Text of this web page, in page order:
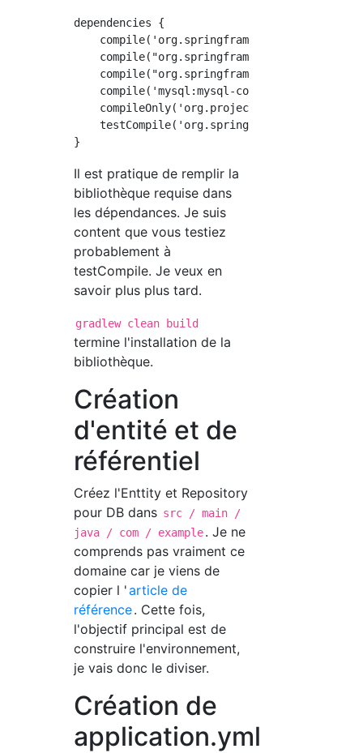
dependencies {
compile('mysql:mysql-connector-
    compileOnly('org.projectlombok:lombok')
Il est pratique de remplir la
bibliothèque requise dans
les dépendances. Je suis
content que vous testiez
probablement à
testCompile. Je veux en
savoir plus plus tard.
gradlew clean build
termine l'installation de la
bibliothèque.
Création
d'entité et de
référentiel
Créez l'Enttity et Repository
pour DB dans src / main /
java / com / example. Je ne
comprends pas vraiment ce
domaine car je viens de
copier l 'article de
référence. Cette fois,
l'objectif principal est de
construire l'environnement,
je vais donc le diviser.
Création de
application.yml